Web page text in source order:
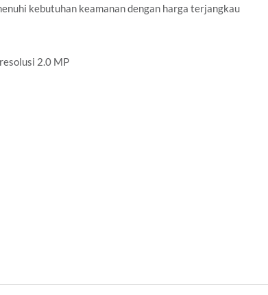
kebutuhan keamanan dengan harga terjangkau
2.0 MP